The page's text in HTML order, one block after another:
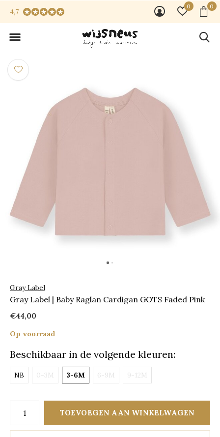
0 0
4,7
Gray Label
Gray Label | Baby Raglan Cardigan GOTS Faded Pink
€44,00
Op voorraad
Beschikbaar in de volgende kleuren:
NB 0-3M 3-6M 6-9M 9-12M
TOEVOEGEN AAN WINKELWAGEN